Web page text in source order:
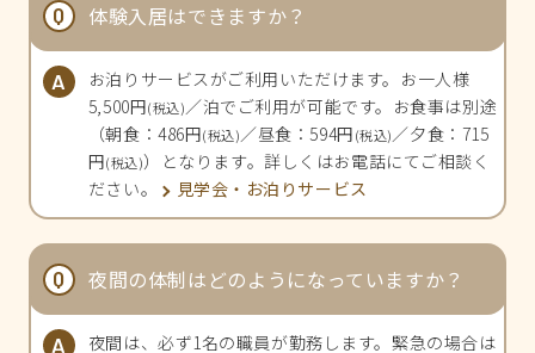
体験入居はできますか？
お泊りサービスがご利用いただけます。お一人様
5,500円(税込)／泊でご利用が可能です。お食事は別途
（朝食：486円(税込)／昼食：594円(税込)／夕食：715
円(税込)）となります。詳しくはお電話にてご相談く
ださい。
見学会・お泊りサービス
夜間の体制はどのようになっていますか？
夜間は、必ず1名の職員が勤務します。緊急の場合は